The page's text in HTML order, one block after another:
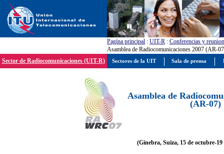
Pagína principal : UIT-R : Conferencias y
Asamblea de Radiocomunicaciones 2007 (AR-
Sector de Radiocomunicaciones (UIT-R)
Asamblea de
(AR-07)
(Ginebra, Suiza, 15 de octubre-19
Sectores de la UIT Sala de prensa